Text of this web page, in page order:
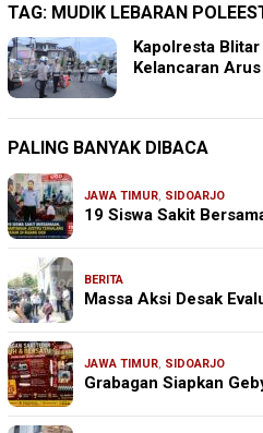
TAG: MUDIK LEBARAN
Kapolresta
Kelancaran
PALING BANYAK DIBACA
JAWA TIMUR, SIDOARJO
19 Siswa Sakit
BERITA
Massa Aksi Desak
JAWA TIMUR, SIDOARJO
Grabagan Siapkan